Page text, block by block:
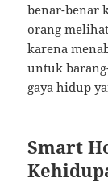
benar-benar
orang
karena
untuk
gaya hidup
Smart